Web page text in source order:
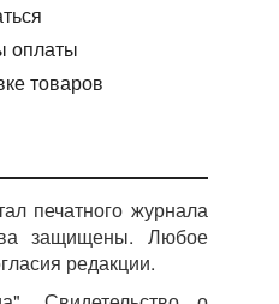
оплаты
товаров
печатного журнала
защищены. Любое
редакции.